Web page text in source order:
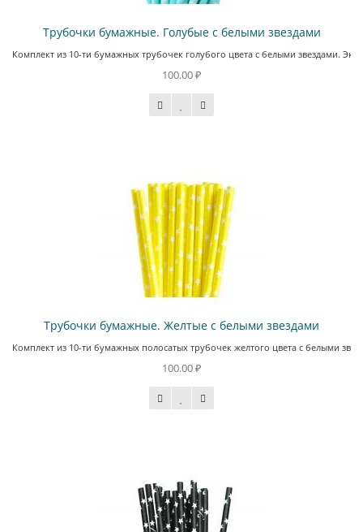
Трубочки бумажные. Голубые с белыми звездами
Комплект из 10-ти бумажных трубочек голубого цвета с белыми звездами.
100.00 ₽
Трубочки бумажные. Желтые с белыми звездами
Комплект из 10-ти бумажных полосатых трубочек желтого цвета с белыми
100.00 ₽